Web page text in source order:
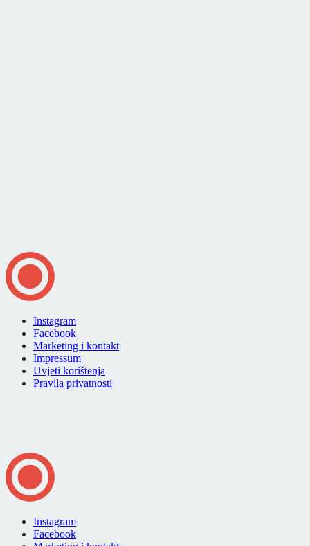
Instagram
Facebook
Marketing i kontakt
Impressum
Uvjeti korištenja
Pravila privatnosti
Instagram
Facebook